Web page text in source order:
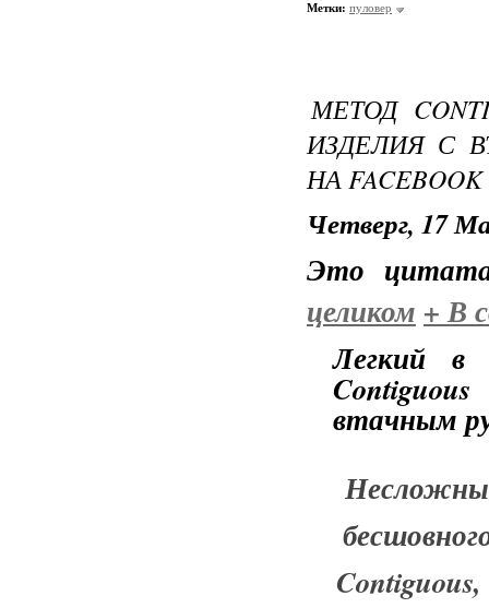
Метки: пуловер
МЕТОД
ИЗДЕЛИЯ С
НА FACEBOOK
Четверг, 17
Это
целиком +В
Легкий в
втачным